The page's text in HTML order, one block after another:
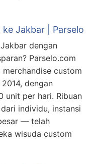
Jakbar | Parselo
dengan
Parselo.com
custom
dengan
unit per hari. Ribuan
individu, instansi
— telah
wisuda custom